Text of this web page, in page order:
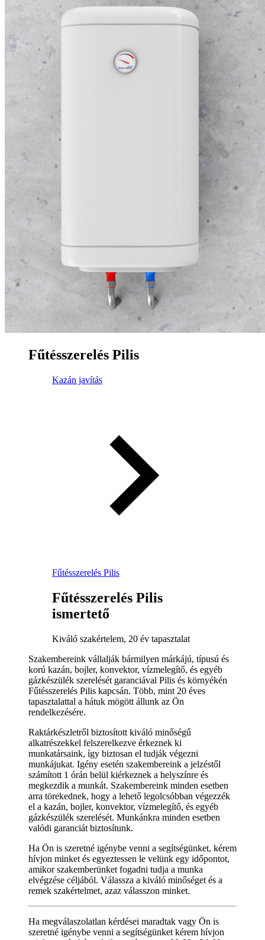
Fűtésszerelés Pilis
Kazán javítás
Fűtésszerelés Pilis
Fűtésszerelés Pilis
ismertető
Kiváló szakértelem, 20 év tapasztalat
Szakembereink vállalják bármilyen márkájú, típusú és
korú kazán, bojler, konvektor, vízmelegítő, és egyéb
gázkészülék szerelését garanciával Pilis és környékén
Fűtésszerelés Pilis kapcsán. Több, mint 20 éves
tapasztalattal a hátuk mögött állunk az Ön
rendelkezésére.
Raktárkészletről biztosított kiváló minőségű
alkatrészekkel felszerelkezve érkeznek ki
munkatársaink, így biztosan el tudják végezni
munkájukat. Igény esetén szakembereink a jelzéstől
számított 1 órán belül kiérkeznek a helyszínre és
megkezdik a munkát. Szakembereink minden esetben
arra törekednek, hogy a lehető legolcsóbban végezzék
el a kazán, bojler, konvektor, vízmelegítő, és egyéb
gázkészülék szerelését. Munkánkra minden esetben
valódi garanciát biztosítunk.
Ha Ön is szeretné igénybe venni a segítségünket, kérem
hívjon minket és egyeztessen le velünk egy időpontot,
amikor szakemberünket fogadni tudja a munka
elvégzése céljából. Válassza a kiváló minőséget és a
remek szakértelmet, azaz válasszon minket.
Ha megválaszolatlan kérdései maradtak vagy Ön is
szeretné igénybe venni a segítségünket kérem hívjon